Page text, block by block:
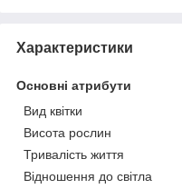
Характеристики
Основні атрибути
Вид квітки
Висота рослин
Тривалість життя
Відношення до світла